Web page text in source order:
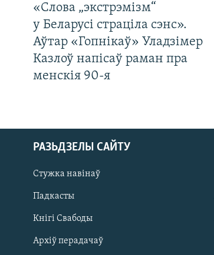
«Слова „экстрэмізм“
у Беларусі страціла сэнс».
Аўтар «Гопнікаў» Уладзімер
Казлоў напісаў раман пра
менскія 90-я
РАЗЬДЗЕЛЫ САЙТУ
Стужка навінаў
Падкасты
Кнігі Свабоды
Архіў перадачаў